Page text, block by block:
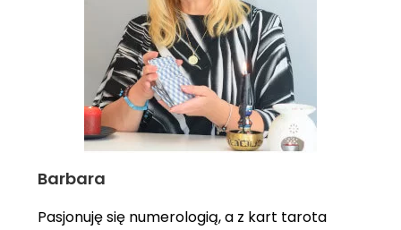
Barbara
Pasjonuję się numerologią, a z kart tarota